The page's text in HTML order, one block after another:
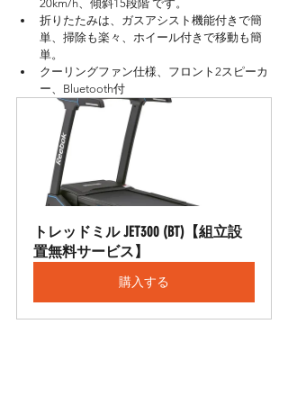
20km/h、傾斜15段階 です。
折りたたみは、ガスアシスト機能付きで簡
単、掃除も楽々、ホイール付きで移動も簡
単。
クーリングファン仕様、フロント2スピーカ
ー、Bluetooth付
トレッドミル JET300 (BT)【組立設
置無料サービス】
購入する